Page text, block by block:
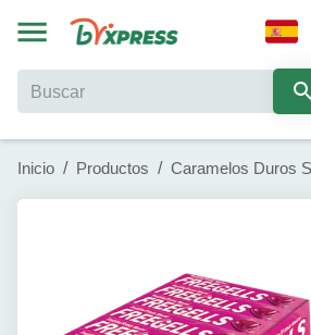
Inicio / Productos /